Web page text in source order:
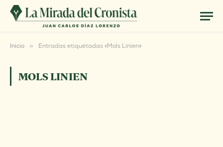
Inicio » Entradas etiquetadas «Mols Linien»
MOLS LINIEN